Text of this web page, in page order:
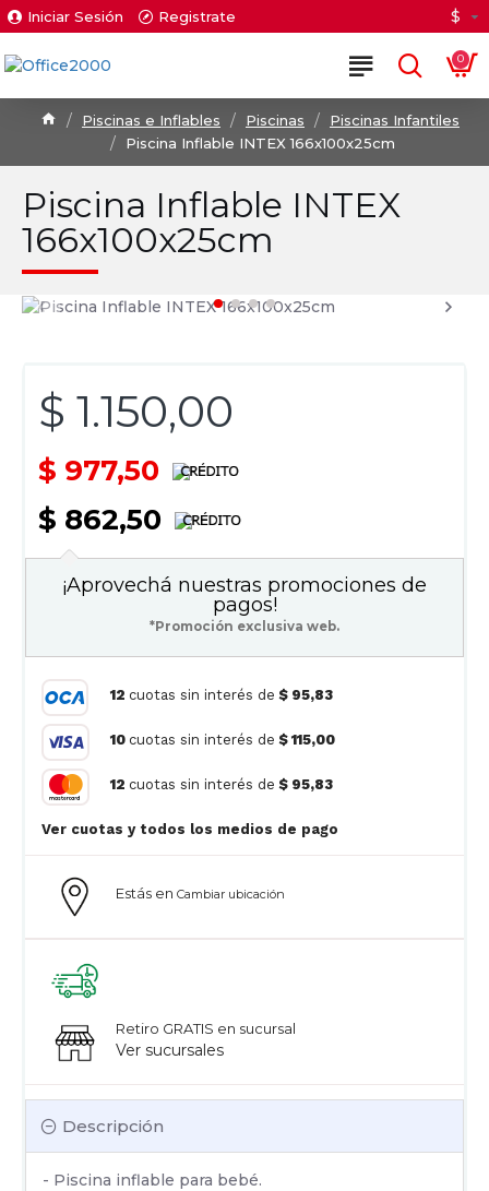
Iniciar Sesión Registrate $
0
Piscinas e Inflables Piscinas
Piscinas Infantiles
Piscina Inflable INTEX 166x100x25cm
Piscina Inflable INTEX
166x100x25cm
$ 1.150,00
$ 977,50
$ 862,50
Descripción
- Piscina inflable para bebé.
Estás en Cambiar ubicación
Retiro GRATIS en sucursal
Ver sucursales
¡Aprovechá nuestras promociones de
pagos!
*Promoción exclusiva web.
12 cuotas sin interés de $ 95,83
10 cuotas sin interés de $ 115,00
12 cuotas sin interés de $ 95,83
Ver cuotas y todos los medios de pago